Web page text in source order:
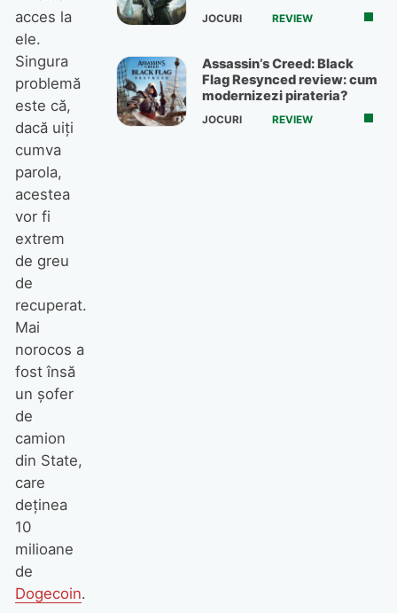
acces la
ele.
Singura
problemă
este că,
dacă uiți
cumva
parola,
acestea
vor fi
extrem
de greu
de
recuperat.
Mai
norocos a
fost însă
un șofer
de
camion
din State,
care
deținea
10
milioane
de
Dogecoin.
JOCURI REVIEW
Assassin’s Creed: Black
Flag Resynced review: cum
modernizezi pirateria?
JOCURI REVIEW